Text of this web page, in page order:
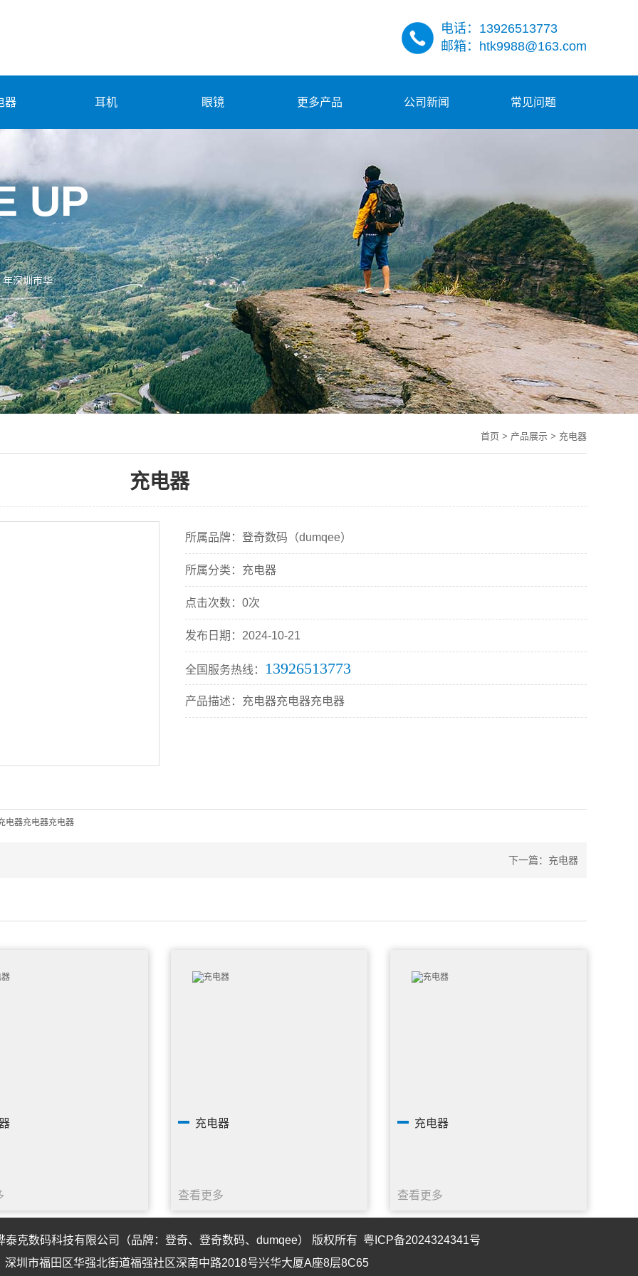
电话：13926513773
邮箱：htk9988@163.com
器 耳机 眼镜 更多产品 公司新闻 常见问题
UP
深圳市华
首页 > 产品展示 > 充电器
充电器
所属品牌：登奇数码（dumqee）
所属分类：充电器
点击次数：0次
发布日期：2024-10-21
全国服务热线： 13926513773
产品描述：充电器充电器充电器
电器充电器充电器
下一篇： 充电器
充电器
查看更多
充电器
查看更多
泰克数码科技有限公司 （品牌： 登奇、 登奇数码、 dumqee） 版权所有 粤ICP备2024324341号
深圳市福田区华强北街道福强社区深南中路2018号兴华大厦A座8层8C65